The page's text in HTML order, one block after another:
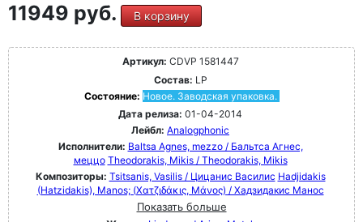
11949 руб. В корзину
Артикул: CDVP 1581447
Состав: LP
Состояние: Новое. Заводская упаковка.
Дата релиза: 01-04-2014
Лейбл: Analogphonic
Исполнители: Baltsa Agnes, mezzo / Бальтса Агнес,
меццо Theodorakis, Mikis / Theodorakis, Mikis
Композиторы: Tsitsanis, Vasilis / Цицанис Василис Hadjidakis
(Hatzidakis), Manos; (Χατζιδάκις, Μάνος) / Хадзидакис Манос
Показать больше